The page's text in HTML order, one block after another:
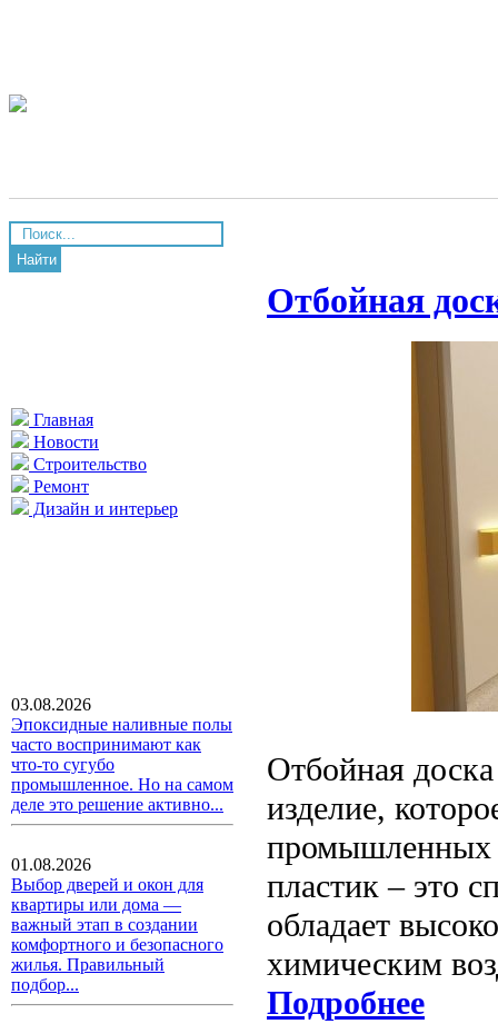
Найти
Главная
Новости
Строительство
Ремонт
Дизайн и интерьер
03.08.2026
Эпоксидные наливные полы
часто воспринимают как
что-то сугубо
промышленное. Но на самом
деле это решение активно...
01.08.2026
Выбор дверей и окон для
квартиры или дома —
важный этап в создании
комфортного и безопасного
жилья. Правильный
подбор...
Отбойная
Отбойная
изделие,
промышленных
пластик – это
обладает
химическим
Подробнее